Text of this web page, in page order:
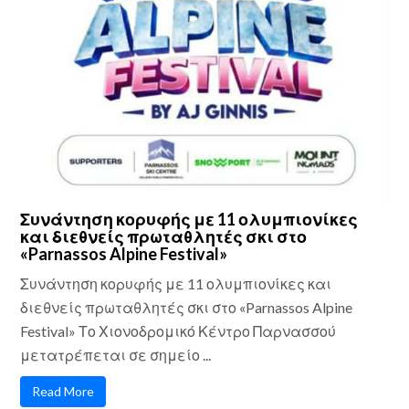
Συνάντηση κορυφής με 11 ολυμπιονίκες
και διεθνείς πρωταθλητές σκι στο
«Parnassos Alpine Festival»
Συνάντηση κορυφής με 11 ολυμπιονίκες και
διεθνείς πρωταθλητές σκι στο «Parnassos Alpine
Festival» Το Χιονοδρομικό Κέντρο Παρνασσού
μετατρέπεται σε σημείο ...
Read More